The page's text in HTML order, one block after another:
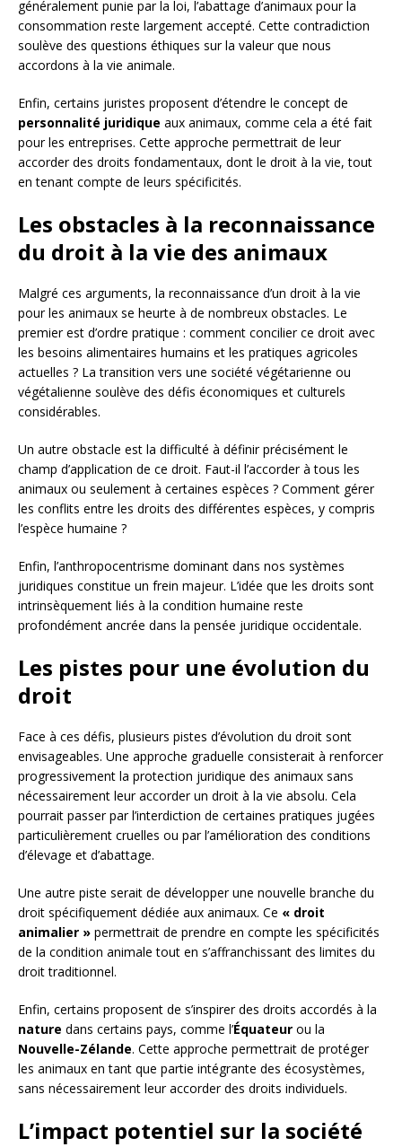
généralement punie par la loi, l’abattage d’animaux pour la
consommation reste largement accepté. Cette contradiction
soulève des questions éthiques sur la valeur que nous
accordons à la vie animale.
Enfin, certains juristes proposent d’étendre le concept de
personnalité juridique aux animaux, comme cela a été fait
pour les entreprises. Cette approche permettrait de leur
accorder des droits fondamentaux, dont le droit à la vie, tout
en tenant compte de leurs spécificités.
Les obstacles à la reconnaissance
du droit à la vie des animaux
Malgré ces arguments, la reconnaissance d’un droit à la vie
pour les animaux se heurte à de nombreux obstacles. Le
premier est d’ordre pratique : comment concilier ce droit avec
les besoins alimentaires humains et les pratiques agricoles
actuelles ? La transition vers une société végétarienne ou
végétalienne soulève des défis économiques et culturels
considérables.
Un autre obstacle est la difficulté à définir précisément le
champ d’application de ce droit. Faut-il l’accorder à tous les
animaux ou seulement à certaines espèces ? Comment gérer
les conflits entre les droits des différentes espèces, y compris
l’espèce humaine ?
Enfin, l’anthropocentrisme dominant dans nos systèmes
juridiques constitue un frein majeur. L’idée que les droits sont
intrinsèquement liés à la condition humaine reste
profondément ancrée dans la pensée juridique occidentale.
Les pistes pour une évolution du
droit
Face à ces défis, plusieurs pistes d’évolution du droit sont
envisageables. Une approche graduelle consisterait à renforcer
progressivement la protection juridique des animaux sans
nécessairement leur accorder un droit à la vie absolu. Cela
pourrait passer par l’interdiction de certaines pratiques jugées
particulièrement cruelles ou par l’amélioration des conditions
d’élevage et d’abattage.
Une autre piste serait de développer une nouvelle branche du
droit spécifiquement dédiée aux animaux. Ce « droit
animalier » permettrait de prendre en compte les spécificités
de la condition animale tout en s’affranchissant des limites du
droit traditionnel.
Enfin, certains proposent de s’inspirer des droits accordés à la
nature dans certains pays, comme l’Équateur ou la
Nouvelle-Zélande. Cette approche permettrait de protéger
les animaux en tant que partie intégrante des écosystèmes,
sans nécessairement leur accorder des droits individuels.
L’impact potentiel sur la société